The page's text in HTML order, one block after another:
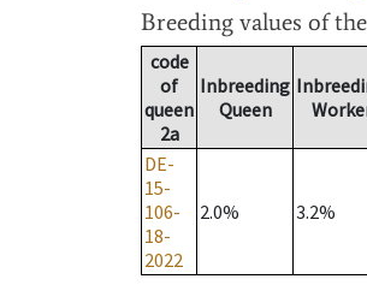
Breeding values of
code
of
queen
2a
Inbreeding
Queen
DE-
15-
106-
18-
2022
2.0% 3.2%